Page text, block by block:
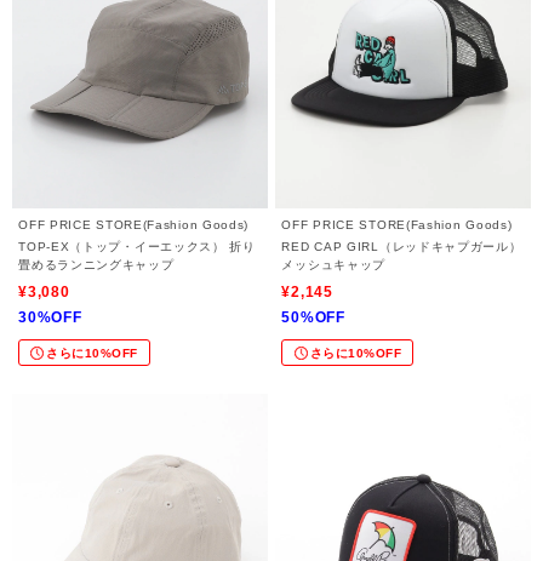
OFF PRICE STORE(Fashion Goods)
TOP-EX（トップ・イーエックス） 折り
畳めるランニングキャップ
¥3,080
30%OFF
さらに10%OFF
OFF PRICE STORE(Fashion Goods)
RED CAP GIRL（レッドキャプガール）
メッシュキャップ
¥2,145
50%OFF
さらに10%OFF